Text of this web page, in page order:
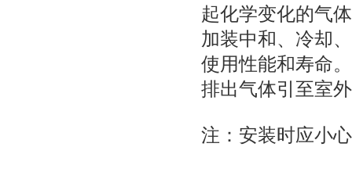
起化学变化的气
加装中和、冷却
使用性能和寿命
排出气体引至室
注：安装时应小